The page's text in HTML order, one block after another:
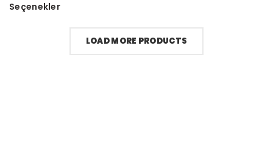
Seçenekler
LOAD MORE PRODUCTS